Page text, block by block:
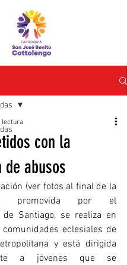
con la
de abusos
lectura
promovida por el
de Santiago, se realiza en
eclesiales de
y está dirigida
a jóvenes que se